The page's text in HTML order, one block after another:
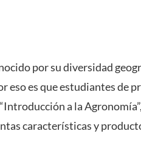
por su diversidad
eso es que estudiantes de
a la
características y